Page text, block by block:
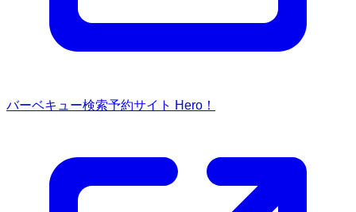
バーベキュー検索予約サイト Hero！